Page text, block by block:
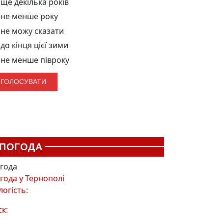
не менше року
не можу сказати
до кінця цієї зими
не менше півроку
ПОГОДА
уТернополі